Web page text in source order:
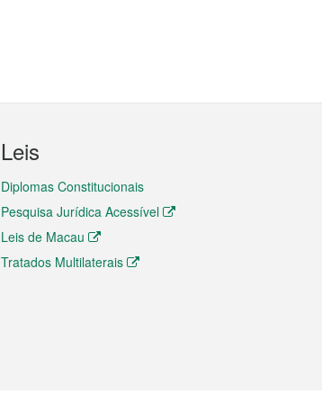
Leis
Diplomas Constitucionais
Pesquisa Jurídica Acessível
Leis de Macau
Tratados Multilaterais